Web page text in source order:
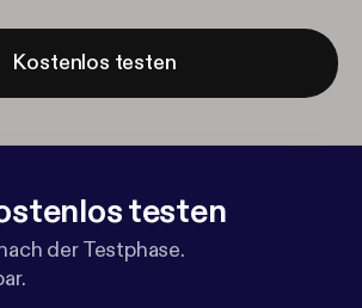
Kostenlos testen
testen
der Testphase.